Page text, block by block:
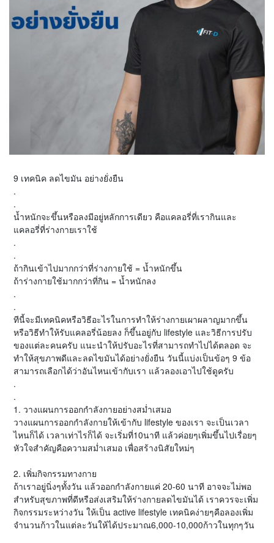
9 เทคนิค ลดไขมัน อย่างยั่งยืน
.
.
น้ำหนักจะขึ้นหรือลงมีอยู่หลักการเดียว คือแคลอรี่ที่เรากินและ
แคลอรี่ที่ร่างกายเราใช้
.
.
ถ้ากินเข้าไปมากกว่าที่ร่างกายใช้ = น้ำหนักขึ้น
ถ้าร่างกายใช้มากกว่าที่กิน = น้ำหนักลง
.
.
ทีนี้จะมีเทคนิคหรือวิธีอะไรในการทำให้ร่างกายเผาผลาญมากขึ้น
หรือวิธีทำให้รับแคลอรี่น้อยลง ก็ขึ้นอยู่กับ lifestyle และวิธีการปรับ
ของแต่ละคนครับ แนะนำให้ปรับอะไรที่สามารถทำไปได้ตลอด จะ
ทำให้สุขภาพดีและลดไขมันได้อย่างยั่งยืน วันนี้แบ่งเป็นข้อๆ 9 ข้อ
สามารถเลือกได้ว่าอันไหนเข้ากับเรา แล้วลองเอาไปใช้ดูครับ
.
.
1. วางแผนการออกกำลังกายอย่างสม่ำเสมอ
วางแผนการออกกำลังกายให้เข้ากับ lifestyle ของเรา จะเป็นเวลา
ไหนก็ได้ เวลาเท่าไรก็ได้ จะเริ่มที่10นาที แล้วค่อยๆเพิ่มขึ้นไปเรื่อยๆ
หัวใจสำคัญคือความสม่ำเสมอ เพื่อสร้างนิสัยใหม่ๆ
2. เพิ่มกิจกรรมทางกาย
ถ้าเราอยู่นิ่งๆทั้งวัน แล้วออกกำลังกายแค่ 20-60 นาที อาจจะไม่พอ
สำหรับสุขภาพที่ดีหรือส่งเสริมให้ร่างกายลดไขมันได้ เราควรจะเพิ่ม
กิจกรรมระหว่างวัน ให้เป็น active lifestyle เทคนิคง่ายๆคือลองเพิ่ม
จำนวนก้าวในแต่ละวันให้ได้ประมาณ6,000-10,000ก้าวในทุกๆวัน